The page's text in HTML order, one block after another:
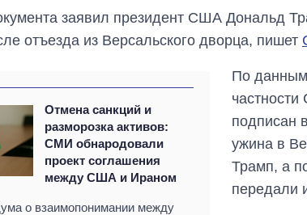
заявил президент США Дональд
отъезда из Версальского дворца, пишет
Отмена санкций и
разморозка активов:
СМИ обнародовали
проект соглашения
между США и Ираном
о взаимопонимании между
По данным
подписан
ужина в
Трамп, а
передали